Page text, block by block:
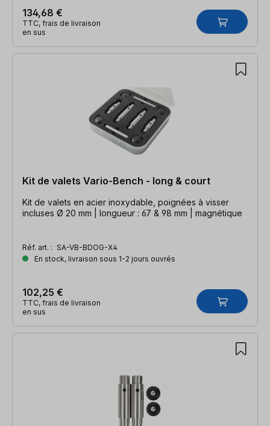
134,68 €
TTC, frais de livraison
en sus
Kit de valets Vario-Bench - long & court
Kit de valets en acier inoxydable, poignées à visser
incluses Ø 20 mm | longueur : 67 & 98 mm | magnétique
Réf. art. : SA-VB-BDOG-X4
En stock, livraison sous 1-2 jours ouvrés
102,25 €
TTC, frais de livraison
en sus